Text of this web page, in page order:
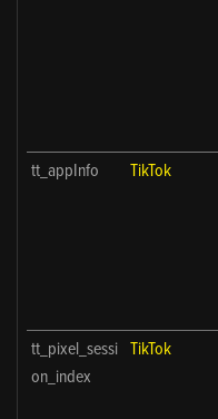
tt_appInfo
TikTok
tt_pixel_sessi
on_index
TikTok